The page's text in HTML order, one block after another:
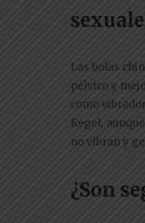
Las bolas
pélvico y
como
Kegel,
no vibran y
¿Son